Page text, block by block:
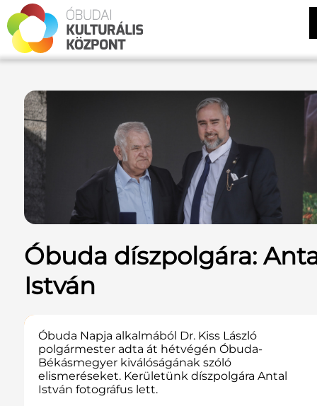
Óbuda díszpolgára:
István
Óbuda Napja alkalmából Dr. Kiss László
polgármester adta át hétvégén Óbuda-
Békásmegyer kiválóságának szóló
elismeréseket. Kerületünk díszpolgára Antal
István fotográfus lett.